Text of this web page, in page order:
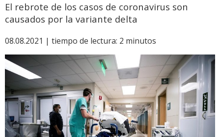
El rebrote de los casos de coronavirus son
causados por la variante delta
08.08.2021 | tiempo de lectura: 2 minutos